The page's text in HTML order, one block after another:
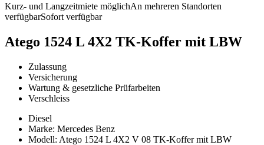
Kurz- und Langzeitmiete möglichAn mehreren Standorten
verfügbarSofort verfügbar
Atego 1524 L 4X2 TK-Koffer mit LBW
Zulassung
Versicherung
Wartung & gesetzliche Prüfarbeiten
Verschleiss
Diesel
Marke: Mercedes Benz
Modell: Atego 1524 L 4X2 V 08 TK-Koffer mit LBW